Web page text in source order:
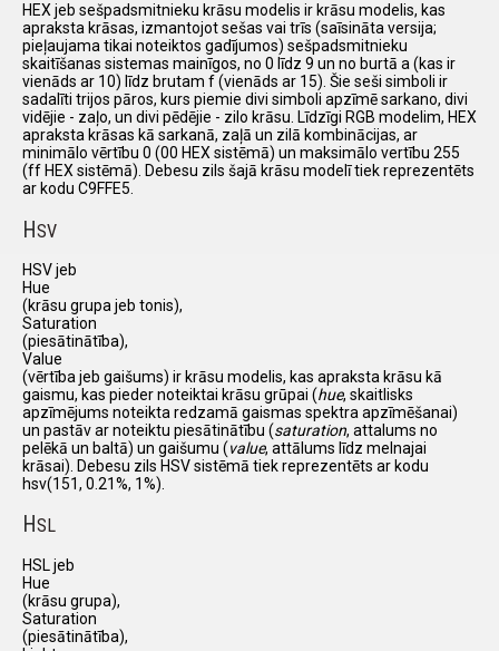
HEX jeb sešpadsmitnieku krāsu modelis ir krāsu modelis, kas
apraksta krāsas, izmantojot sešas vai trīs (saīsināta versija;
pieļaujama tikai noteiktos gadījumos) sešpadsmitnieku
skaitīšanas sistemas mainīgos, no 0 līdz 9 un no burtā a (kas ir
vienāds ar 10) līdz brutam f (vienāds ar 15). Šie seši simboli ir
sadalīti trijos pāros, kurs piemie divi simboli apzīmē sarkano, divi
vidējie - zaļo, un divi pēdējie - zilo krāsu. Līdzīgi RGB modelim, HEX
apraksta krāsas kā sarkanā, zaļā un zilā kombinācijas, ar
minimālo vērtību 0 (00 HEX sistēmā) un maksimālo vertību 255
(ff HEX sistēmā). Debesu zils šajā krāsu modelī tiek reprezentēts
ar kodu C9FFE5.
HSV
HSV jeb
Hue
(krāsu grupa jeb tonis),
Saturation
(piesātinātība),
Value
(vērtība jeb gaišums) ir krāsu modelis, kas apraksta krāsu kā
gaismu, kas pieder noteiktai krāsu grūpai (hue, skaitlisks
apzīmējums noteikta redzamā gaismas spektra apzīmēšanai)
un pastāv ar noteiktu piesātinātību (saturation, attalums no
pelēkā un baltā) un gaišumu (value, attālums līdz melnajai
krāsai). Debesu zils HSV sistēmā tiek reprezentēts ar kodu
hsv(151, 0.21%, 1%).
HSL
HSL jeb
Hue
(krāsu grupa),
Saturation
(piesātinātība),